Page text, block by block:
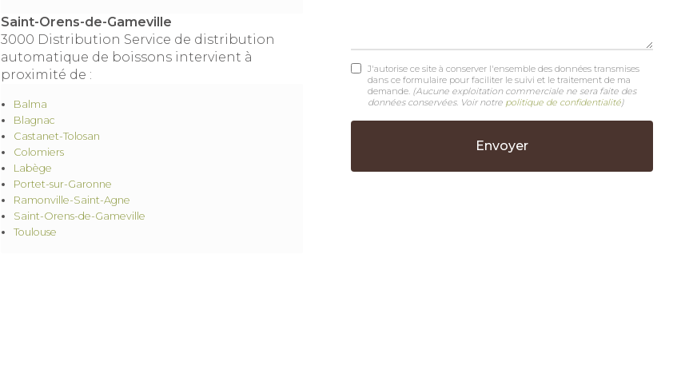
Saint-Orens-de-Gameville
3000 Distribution Service de distribution
automatique de boissons intervient à
proximité de :
Balma
Blagnac
Castanet-Tolosan
Colomiers
Labège
Portet-sur-Garonne
Ramonville-Saint-Agne
Saint-Orens-de-Gameville
Toulouse
J'autorise ce site à conserver l'ensemble des données transmises
dans ce formulaire pour faciliter le suivi et le traitement de ma
demande. (Aucune exploitation commerciale ne sera faite des
données conservées. Voir notre politique de confidentialité)